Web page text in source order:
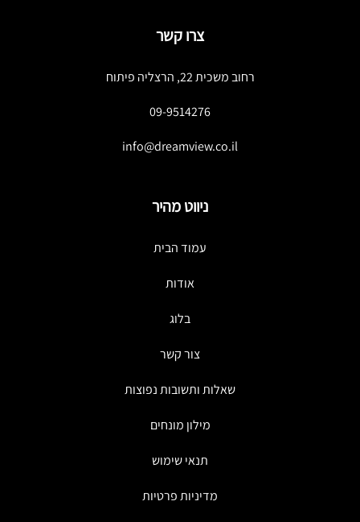
צרו קשר
רחוב משכית 22, הרצליה פיתוח
09-9514276
info@dreamview.co.il
ניווט מהיר
עמוד הבית
אודות
בלוג
צור קשר
שאלות ותשובות נפוצות
מילון מונחים
תנאי שימוש
מדיניות פרטיות